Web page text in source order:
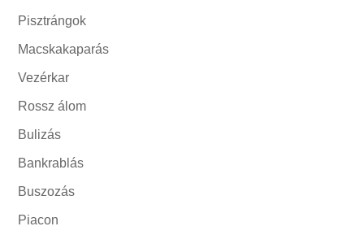
Pisztrángok
Macskakaparás
Vezérkar
Rossz álom
Bulizás
Bankrablás
Buszozás
Piacon